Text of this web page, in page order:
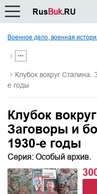
Военное дело, военная
Клубок вокруг Сталина.
е годы
Клубок
Заговоры и
1930-е годы
Серия: Особый архив.
RusBuk.RU